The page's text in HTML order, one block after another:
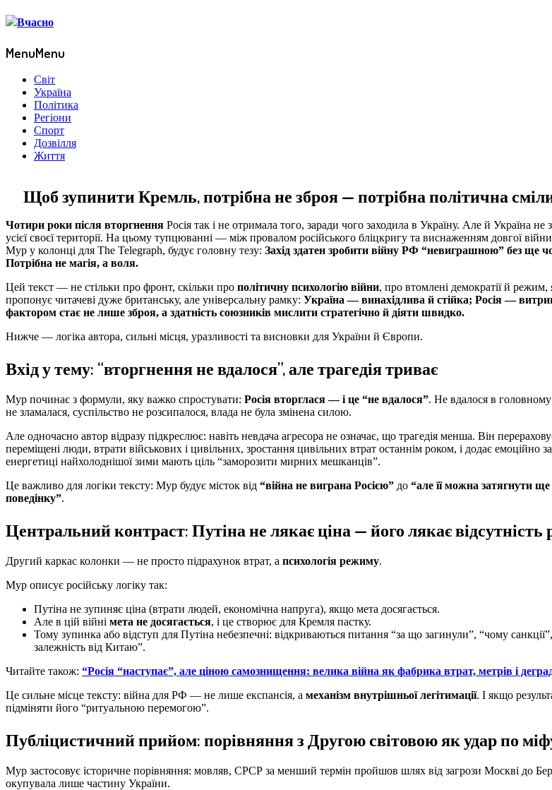
MenuMenu
Світ
Україна
Політика
Регіони
Спорт
Дозвілля
Життя
Щоб зупинити Кремль, потрібна не зброя — потрібна політична
Чотири роки після вторгнення Росія так і не отримала того, заради чого заходила в Україну. Але й Україна не
усієї своєї території. На цьому тупцюванні — між провалом російського бліцкригу та виснаженням довгої
Мур у колонці для The Telegraph, будує головну тезу: Захід здатен зробити війну РФ “невиграшною” без ще
Потрібна не магія, а воля.
Цей текст — не стільки про фронт, скільки про політичну психологію війни, про втомлені демократії й
пропонує читачеві дуже британську, але універсальну рамку: Україна — винахідлива й стійка; Росія —
фактором стає не лише зброя, а здатність союзників мислити стратегічно й діяти швидко.
Нижче — логіка автора, сильні місця, уразливості та висновки для України й Європи.
Вхід у тему: “вторгнення не вдалося”, але трагедія триває
Мур починає з формули, яку важко спростувати: Росія вторглася — і це “не вдалося”. Не вдалося в головному
не зламалася, суспільство не розсипалося, влада не була змінена силою.
Але одночасно автор відразу підкреслює: навіть невдача агресора не означає, що трагедія менша. Він
переміщені люди, втрати військових і цивільних, зростання цивільних втрат останнім роком, і додає емоційно
енергетиці найхолоднішої зими мають ціль “заморозити мирних мешканців”.
Це важливо для логіки тексту: Мур будує місток від “війна не виграна Росією” до “але її можна затягнути
поведінку”.
Центральний контраст: Путіна не лякає ціна — його лякає відсутність
Другий каркас колонки — не просто підрахунок втрат, а психологія режиму.
Мур описує російську логіку так:
Путіна не зупиняє ціна (втрати людей, економічна напруга), якщо мета досягається.
Але в цій війні мета не досягається, і це створює для Кремля пастку.
Тому зупинка або відступ для Путіна небезпечні: відкриваються питання “за що загинули”, “чому
залежність від Китаю”.
Читайте також: “Росія “наступає”, але ціною самознищення: велика війна як фабрика втрат, метрів і
Це сильне місце тексту: війна для РФ — не лише експансія, а механізм внутрішньої легітимації. І якщо
підміняти його “ритуальною перемогою”.
Публіцистичний прийом: порівняння з Другою світовою як удар по
Мур застосовує історичне порівняння: мовляв, СРСР за менший термін пройшов шлях від загрози Москві до
окупувала лише частину України.